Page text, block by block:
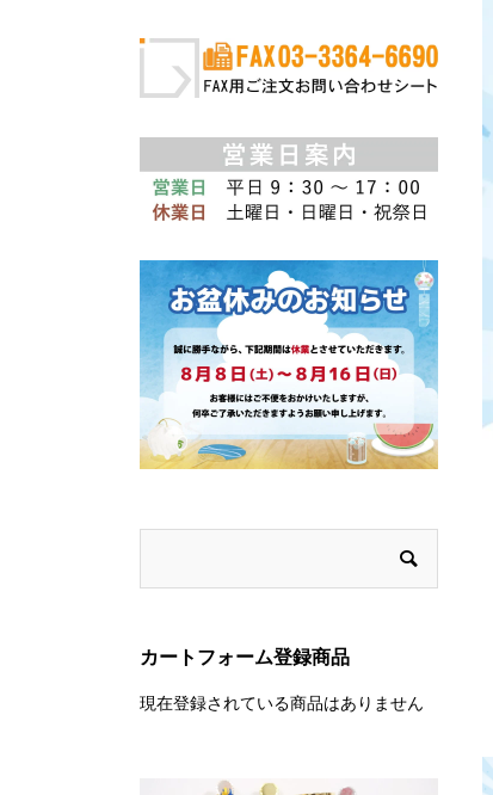
カートフォーム登録商品
現在登録されている商品はありません